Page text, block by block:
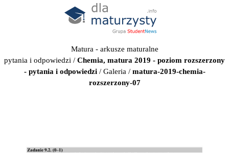
Matura - arkusze maturalne
pytania i odpowiedzi / Chemia, matura 2019 - poziom rozszerzony
- pytania i odpowiedzi/ Galeria / matura-2019-chemia-
rozszerzony-07